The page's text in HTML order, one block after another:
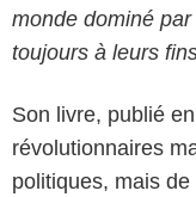
monde dominé
toujours à leurs
Son livre, publié
révolutionnaires
politiques, mais